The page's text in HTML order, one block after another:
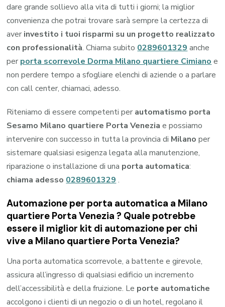
dare grande sollievo alla vita di tutti i giorni; la miglior
convenienza che potrai trovare sarà sempre la certezza di
aver investito i tuoi risparmi su un progetto realizzato
con professionalità. Chiama subito 0289601329 anche
per porta scorrevole Dorma Milano quartiere Cimiano e
non perdere tempo a sfogliare elenchi di aziende o a parlare
con call center, chiamaci, adesso.
Riteniamo di essere competenti per automatismo porta
Sesamo Milano quartiere Porta Venezia e possiamo
intervenire con successo in tutta la provincia di Milanoper
sistemare qualsiasi esigenza legata alla manutenzione,
riparazione o installazione di una porta automatica:
chiama adesso 0289601329 .
Automazione per porta automatica a Milano
quartiere Porta Venezia ? Quale potrebbe
essere il miglior kit di automazione per chi
vive a Milano quartiere Porta Venezia?
Una porta automatica scorrevole, a battente e girevole,
assicura all’ingresso di qualsiasi edificio un incremento
dell’accessibilità e della fruizione. Le porte automatiche
accolgono i clienti di un negozio o di un hotel, regolano il